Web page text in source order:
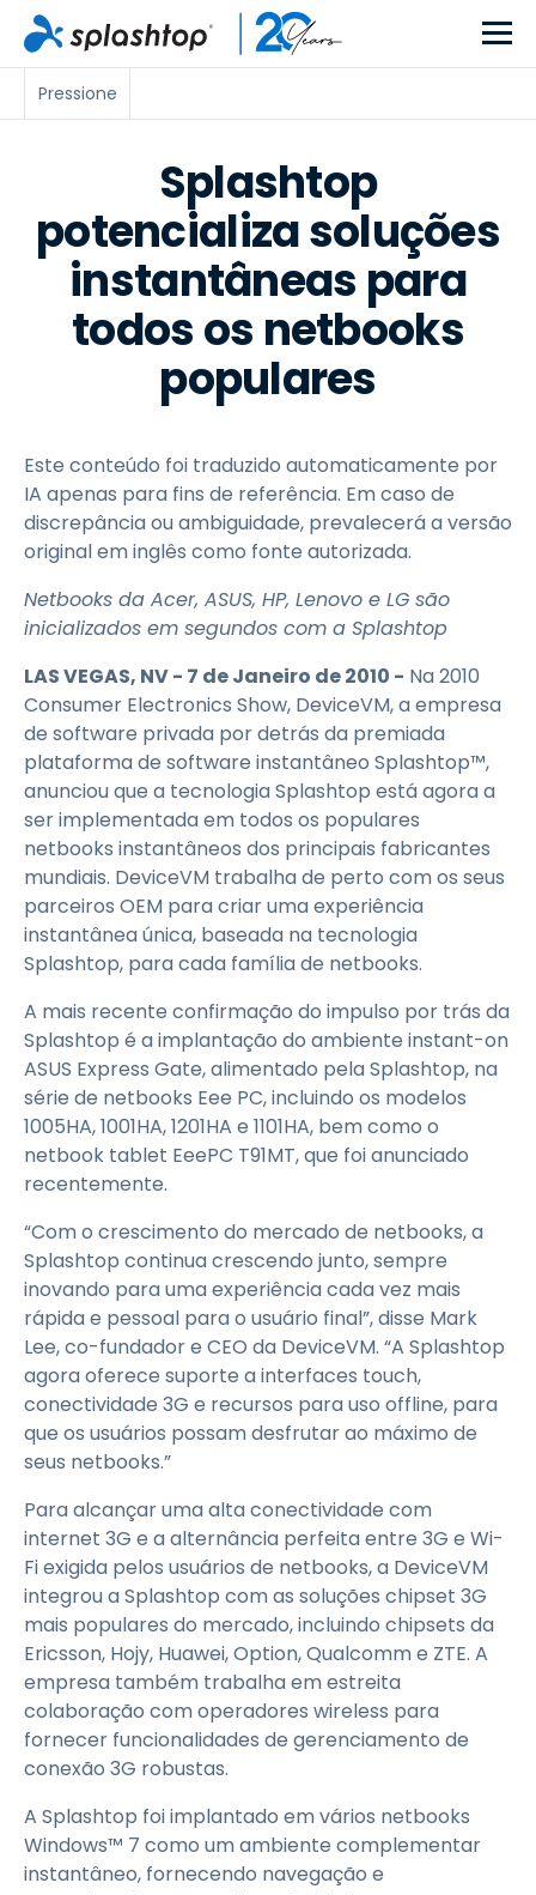
Pressione
Splashtop
potencializa soluções
instantâneas para
todos os netbooks
populares
Este conteúdo foi traduzido automaticamente por
IA apenas para fins de referência. Em caso de
discrepância ou ambiguidade, prevalecerá a versão
original em inglês como fonte autorizada.
Netbooks da Acer, ASUS, HP, Lenovo e LG são
inicializados em segundos com a Splashtop
LAS VEGAS, NV - 7 de Janeiro de 2010 - Na 2010
Consumer Electronics Show, DeviceVM, a empresa
de software privada por detrás da premiada
plataforma de software instantâneo Splashtop™,
anunciou que a tecnologia Splashtop está agora a
ser implementada em todos os populares
netbooks instantâneos dos principais fabricantes
mundiais. DeviceVM trabalha de perto com os seus
parceiros OEM para criar uma experiência
instantânea única, baseada na tecnologia
Splashtop, para cada família de netbooks.
A mais recente confirmação do impulso por trás da
Splashtop é a implantação do ambiente instant-on
ASUS Express Gate, alimentado pela Splashtop, na
série de netbooks Eee PC, incluindo os modelos
1005HA, 1001HA, 1201HA e 1101HA, bem como o
netbook tablet EeePC T91MT, que foi anunciado
recentemente.
“Com o crescimento do mercado de netbooks, a
Splashtop continua crescendo junto, sempre
inovando para uma experiência cada vez mais
rápida e pessoal para o usuário final”, disse Mark
Lee, co-fundador e CEO da DeviceVM. “A Splashtop
agora oferece suporte a interfaces touch,
conectividade 3G e recursos para uso offline, para
que os usuários possam desfrutar ao máximo de
seus netbooks.”
Para alcançar uma alta conectividade com
internet 3G e a alternância perfeita entre 3G e Wi-
Fi exigida pelos usuários de netbooks, a DeviceVM
integrou a Splashtop com as soluções chipset 3G
mais populares do mercado, incluindo chipsets da
Ericsson, Hojy, Huawei, Option, Qualcomm e ZTE. A
empresa também trabalha em estreita
colaboração com operadores wireless para
fornecer funcionalidades de gerenciamento de
conexão 3G robustas.
A Splashtop foi implantado em vários netbooks
Windows™ 7 como um ambiente complementar
instantâneo, fornecendo navegação e